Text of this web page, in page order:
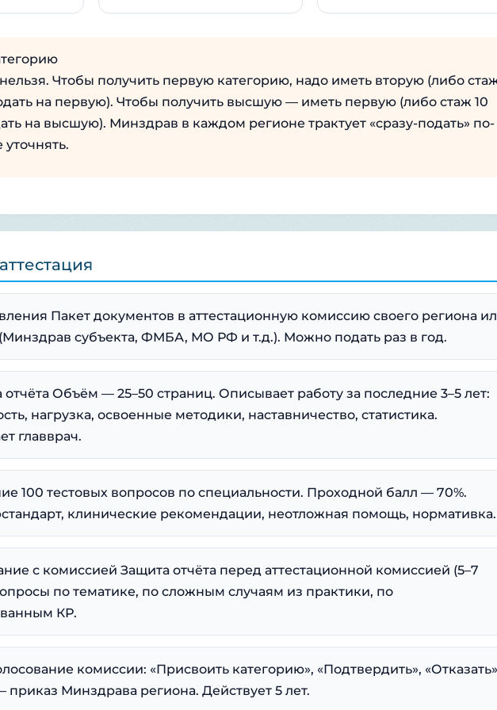
Чтобы получить первую категорию, надо иметь вторую (либо
на первую). Чтобы получить высшую — иметь первую (либо стаж 10
на высшую). Минздрав в каждом регионе трактует «сразу-подать» по-
Пакет документов в аттестационную комиссию своего региона
субъекта, ФМБА, МО РФ и т.д.). Можно подать раз в год.
отчёта Объём — 25–50 страниц. Описывает работу за последние 3–5 лет:
нагрузка, освоенные методики, наставничество, статистика.
главврач.
100 тестовых вопросов по специальности. Проходной балл — 70%.
клинические рекомендации, неотложная помощь, нормативка.
с комиссией Защита отчёта перед аттестационной комиссией (5–7
по тематике, по сложным случаям из практики, по
КР.
комиссии: «Присвоить категорию», «Подтвердить»,
Минздрава региона. Действует 5 лет.